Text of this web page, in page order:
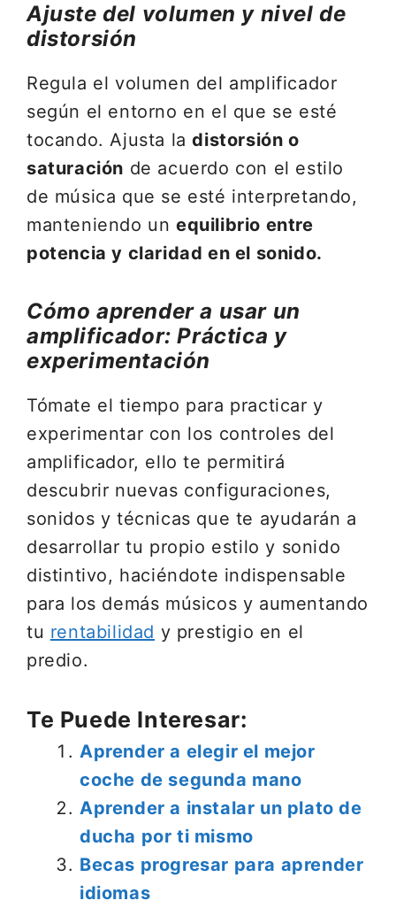
Ajuste del volumen y nivel de
distorsión
Regula el volumen del amplificador
según el entorno en el que se esté
tocando. Ajusta ladistorsión o
saturación de acuerdo con el estilo
de música que se esté interpretando,
manteniendo unequilibrio entre
potencia y claridad en el sonido.
Cómo aprender a usar un
amplificador: Práctica y
experimentación
Tómate el tiempo para practicar y
experimentar con los controles del
amplificador, ello te permitirá
descubrir nuevas configuraciones,
sonidos y técnicas que te ayudarán a
desarrollar tu propio estilo y sonido
distintivo, haciéndote indispensable
para los demás músicos y aumentando
tu rentabilidad y prestigio en el
predio.
Te Puede Interesar:
Aprender a elegir el mejor
coche de segunda mano
Aprender a instalar un plato de
ducha por ti mismo
Becas progresar para aprender
idiomas